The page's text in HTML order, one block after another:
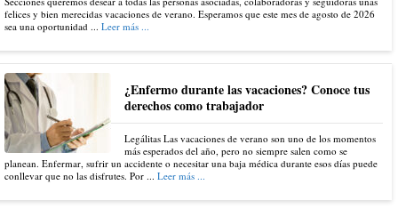
felices y bien merecidas vacaciones de verano. Esperamos que este mes de agosto de 2026
sea una oportunidad ... Leer más ...
¿Enfermo durante las vacaciones? Conoce tus
derechos como trabajador
Legálitas Las vacaciones de verano son uno de los momentos
más esperados del año, pero no siempre salen como se
planean. Enfermar, sufrir un accidente o necesitar una baja médica durante esos días puede
conllevar que no las disfrutes. Por ... Leer más ...